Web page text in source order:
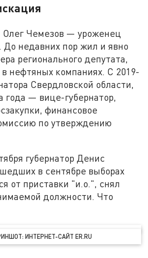
Олег Чемезов — уроженец
До недавних пор жил и явно
регионального депутата,
нефтяных компаниях. С 2019-
Свердловской области,
года — вице-губернатор,
финансовое
по утверждению
губернатор Денис
в сентябре выборах
от приставки "и.о.", снял
должности. Что
ИНТЕРНЕТ-САЙТ ER.RU